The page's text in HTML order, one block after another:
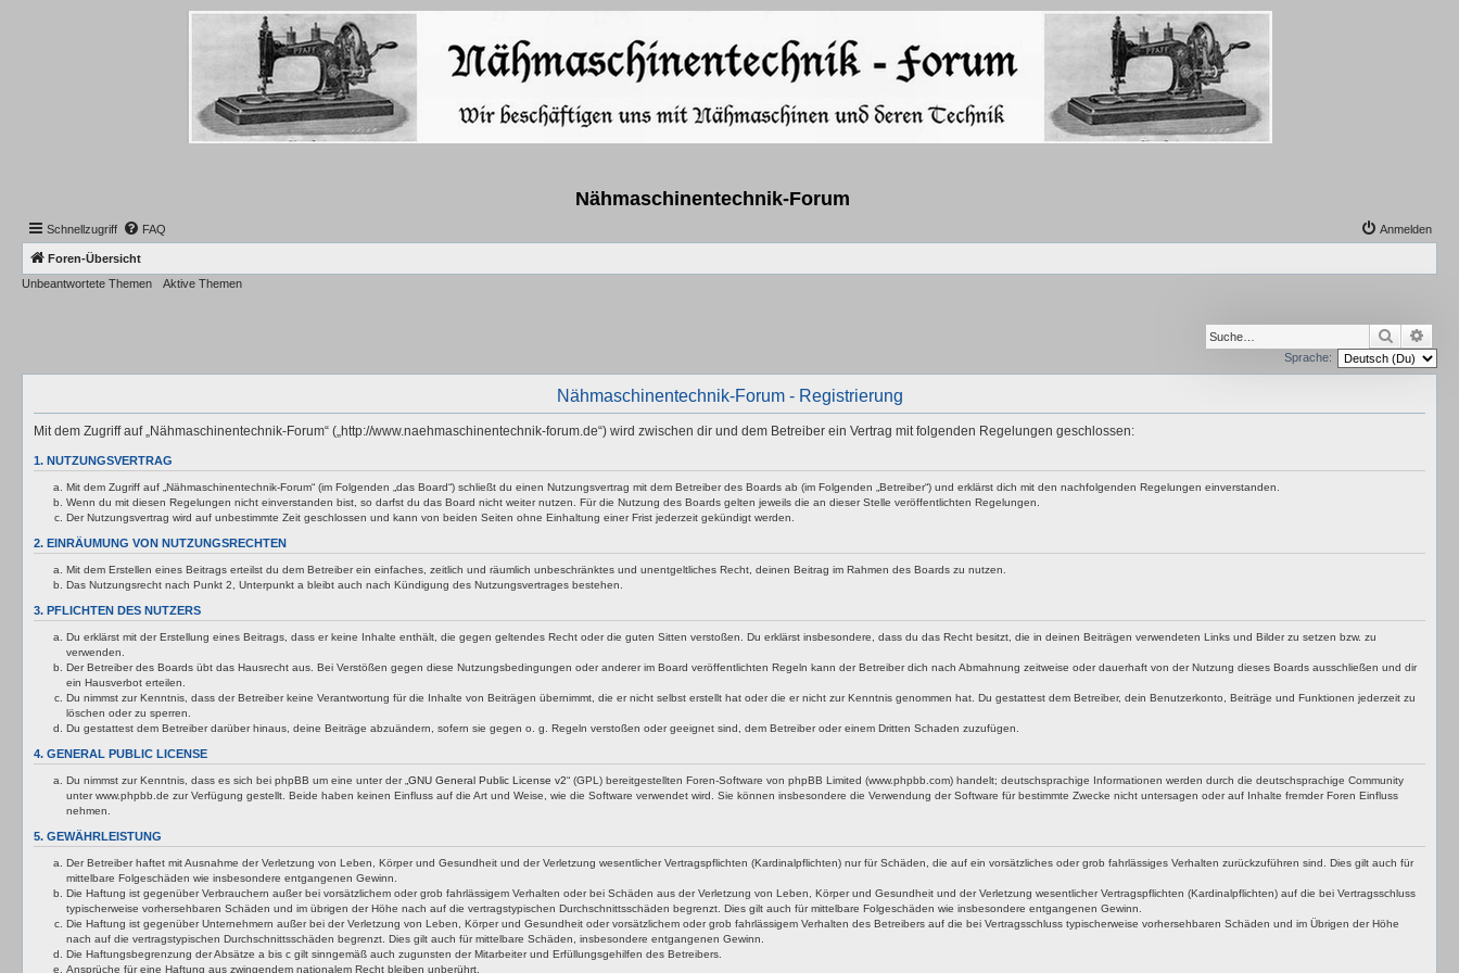
Nähmaschinentechnik-Forum
Schnellzugriff FAQ Anmelden
Foren-Übersicht
Unbeantwortete Themen
Aktive Themen
Suche
Sprache:
Nähmaschinentechnik-Forum - Registrierung
Mit dem Zugriff auf „Nähmaschinentechnik-Forum“ („http://www.naehmaschinentechnik-forum.de“) wird zwischen dir und dem Betreiber ein Vertrag mit folgenden Regelungen geschlossen:
1. NUTZUNGSVERTRAG
Mit dem Zugriff auf „Nähmaschinentechnik-Forum“ (im Folgenden „das Board“) schließt du einen Nutzungsvertrag mit dem Betreiber des Boards ab (im Folgenden „Betreiber“) und erklärst dich mit den nachfolgenden Regelungen einverstanden.
Wenn du mit diesen Regelungen nicht einverstanden bist, so darfst du das Board nicht weiter nutzen. Für die Nutzung des Boards gelten jeweils die an dieser Stelle veröffentlichten Regelungen.
Der Nutzungsvertrag wird auf unbestimmte Zeit geschlossen und kann von beiden Seiten ohne Einhaltung einer Frist jederzeit gekündigt werden.
2. EINRÄUMUNG VON NUTZUNGSRECHTEN
Mit dem Erstellen eines Beitrags erteilst du dem Betreiber ein einfaches, zeitlich und räumlich unbeschränktes und unentgeltliches Recht, deinen Beitrag im Rahmen des Boards zu nutzen.
Das Nutzungsrecht nach Punkt 2, Unterpunkt a bleibt auch nach Kündigung des Nutzungsvertrages bestehen.
3. PFLICHTEN DES NUTZERS
Du erklärst mit der Erstellung eines Beitrags, dass er keine Inhalte enthält, die gegen geltendes Recht oder die guten Sitten verstoßen. Du erklärst insbesondere, dass du das Recht besitzt, die in deinen Beiträgen verwendeten Links und Bilder zu setzen bzw. zu
verwenden.
Der Betreiber des Boards übt das Hausrecht aus. Bei Verstößen gegen diese Nutzungsbedingungen oder anderer im Board veröffentlichten Regeln kann der Betreiber dich nach Abmahnung zeitweise oder dauerhaft von der Nutzung dieses Boards ausschließen und dir
ein Hausverbot erteilen.
Du nimmst zur Kenntnis, dass der Betreiber keine Verantwortung für die Inhalte von Beiträgen übernimmt, die er nicht selbst erstellt hat oder die er nicht zur Kenntnis genommen hat. Du gestattest dem Betreiber, dein Benutzerkonto, Beiträge und Funktionen jederzeit zu
löschen oder zu sperren.
Du gestattest dem Betreiber darüber hinaus, deine Beiträge abzuändern, sofern sie gegen o. g. Regeln verstoßen oder geeignet sind, dem Betreiber oder einem Dritten Schaden zuzufügen.
4. GENERAL PUBLIC LICENSE
Du nimmst zur Kenntnis, dass es sich bei phpBB um eine unter der „ GNU General Public License v2“ (GPL) bereitgestellten Foren-Software von phpBB Limited (www.phpbb.com) handelt; deutschsprachige Informationen werden durch die deutschsprachige Community
unter www.phpbb.de zur Verfügung gestellt. Beide haben keinen Einfluss auf die Art und Weise, wie die Software verwendet wird. Sie können insbesondere die Verwendung der Software für bestimmte Zwecke nicht untersagen oder auf Inhalte fremder Foren Einfluss
nehmen.
5. GEWÄHRLEISTUNG
Der Betreiber haftet mit Ausnahme der Verletzung von Leben, Körper und Gesundheit und der Verletzung wesentlicher Vertragspflichten (Kardinalpflichten) nur für Schäden, die auf ein vorsätzliches oder grob fahrlässiges Verhalten zurückzuführen sind. Dies gilt auch für
mittelbare Folgeschäden wie insbesondere entgangenen Gewinn.
Die Haftung ist gegenüber Verbrauchern außer bei vorsätzlichem oder grob fahrlässigem Verhalten oder bei Schäden aus der Verletzung von Leben, Körper und Gesundheit und der Verletzung wesentlicher Vertragspflichten (Kardinalpflichten) auf die bei Vertragsschluss
typischerweise vorhersehbaren Schäden und im übrigen der Höhe nach auf die vertragstypischen Durchschnittsschäden begrenzt. Dies gilt auch für mittelbare Folgeschäden wie insbesondere entgangenen Gewinn.
Die Haftung ist gegenüber Unternehmern außer bei der Verletzung von Leben, Körper und Gesundheit oder vorsätzlichem oder grob fahrlässigem Verhalten des Betreibers auf die bei Vertragsschluss typischerweise vorhersehbaren Schäden und im Übrigen der Höhe
nach auf die vertragstypischen Durchschnittsschäden begrenzt. Dies gilt auch für mittelbare Schäden, insbesondere entgangenen Gewinn.
Die Haftungsbegrenzung der Absätze a bis c gilt sinngemäß auch zugunsten der Mitarbeiter und Erfüllungsgehilfen des Betreibers.
Ansprüche für eine Haftung aus zwingendem nationalem Recht bleiben unberührt.